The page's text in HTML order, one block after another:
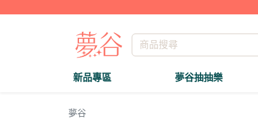
新品專區 夢谷抽抽樂
夢谷